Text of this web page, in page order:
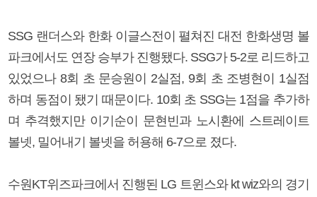
SSG 랜더스와 한화 이글스전이 펼쳐진 대전 한화생명 볼
파크에서도 연장 승부가 진행됐다. SSG가 5-2로 리드하고
있었으나 8회 초 문승원이 2실점, 9회 초 조병현이 1실점
하며 동점이 됐기 때문이다. 10회 초 SSG는 1점을 추가하
며 추격했지만 이기순이 문현빈과 노시환에 스트레이트
볼넷, 밀어내기 볼넷을 허용해 6-7으로 졌다.
수원KT위즈파크에서 진행된 LG 트윈스와 kt wiz와의 경기